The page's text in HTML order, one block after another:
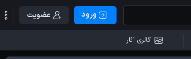
ورود عضویت
گالری آثار